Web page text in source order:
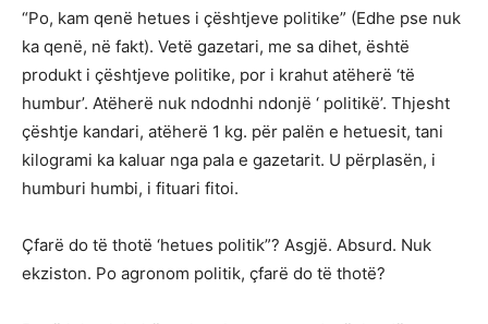
“Po, kam qenë hetues i çështjeve politike” (Edhe pse nuk
ka qenë, në fakt). Vetë gazetari, me sa dihet, është
produkt i çështjeve politike, por i krahut atëherë ‘të
humbur’. Atëherë nuk ndodnhi ndonjë ‘ politikë’. Thjesht
çështje kandari, atëherë 1 kg. për palën e hetuesit, tani
kilogrami ka kaluar nga pala e gazetarit. U përplasën, i
humburi humbi, i fituari fitoi.
Çfarë do të thotë ‘hetues politik”? Asgjë. Absurd. Nuk
ekziston. Po agronom politik, çfarë do të thotë?